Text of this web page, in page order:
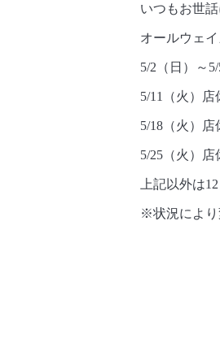
いつもお世話
オールウェ
5/2（日）～
5/11（火）店
5/18（火）店
5/25（火）店
上記以外は
※状況により